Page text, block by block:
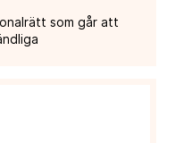
som går att